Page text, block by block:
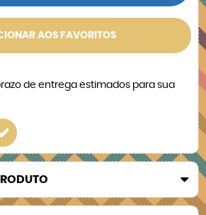
AOS FAVORITOS
de entrega estimados para sua